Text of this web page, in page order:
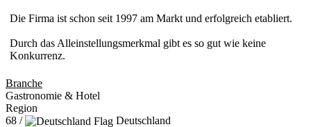
Die Firma ist schon seit 1997 am Markt und erfolgreich etabliert.
Durch das Alleinstellungsmerkmal gibt es so gut wie keine
Konkurrenz.
Branche
Gastronomie & Hotel
Region
68 /
Deutschland